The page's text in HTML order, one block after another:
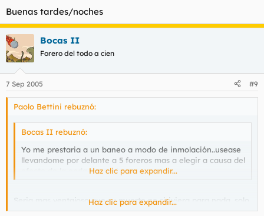
Buenas tardes/noches
Bocas II
Forero del todo a cien
7 Sep 2005 #9
Paolo Bettini rebuznó:
Bocas II rebuznó:
Yo me prestaria a un baneo a modo de inmolación..usease
llevandome por delante a 5 foreros mas a elegir a causa del
efecto de la onda expansiva.Haz clic para expandir...
Seria mas ventajoso que su muerte no siriviera para nada, solo
para salvarnos de un muy probable Bocas III, aun asi no se
Haz clic para expandir...